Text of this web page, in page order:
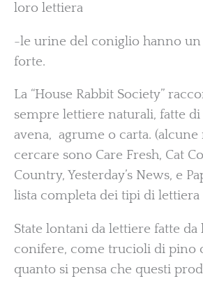
loro lettiera
-le urine del coniglio hanno
forte.
La “House Rabbit Society”
sempre lettiere naturali, fatte di
avena, agrume o carta. (alcune
cercare sono Care Fresh, Cat
Country, Yesterday’s News, e
lista completa dei tipi di lettiera
State lontani da lettiere fatte da
conifere, come trucioli di pino
quanto si pensa che questi